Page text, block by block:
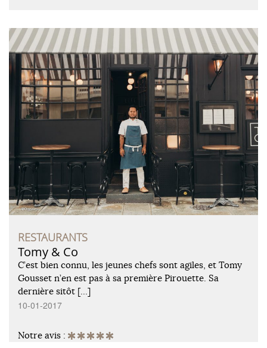
RESTAURANTS
Tomy & Co
C’est bien connu, les jeunes chefs sont agiles, et Tomy
Gousset n’en est pas à sa première Pirouette. Sa
dernière sitôt […]
10-01-2017
Notre avis :